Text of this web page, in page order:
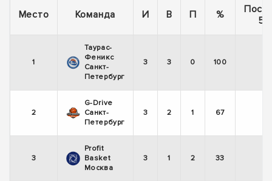
Место Команда И В П %
5
1
Таурас-
Феникс
Санкт-
Петербург
3 3 0 100
2
G-Drive
Санкт-
Петербург
3 2 1 67
3
Profit
Basket
Москва
3 1 2 33